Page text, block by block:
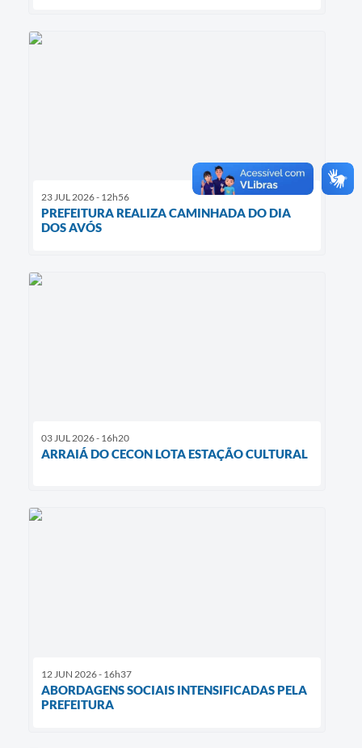
23 JUL 2026 - 12h56
PREFEITURA REALIZA CAMINHADA DO DIA
DOS AVÓS
03 JUL 2026 - 16h20
ARRAIÁ DO CECON LOTA ESTAÇÃO CULTURAL
12 JUN 2026 - 16h37
ABORDAGENS SOCIAIS INTENSIFICADAS PELA
PREFEITURA